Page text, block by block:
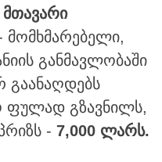
მთავარი
მომხმარებელი,
განმავლობაში
გაანაღდებს
ფულად გზავნილს,
- 7,000 ლარს.